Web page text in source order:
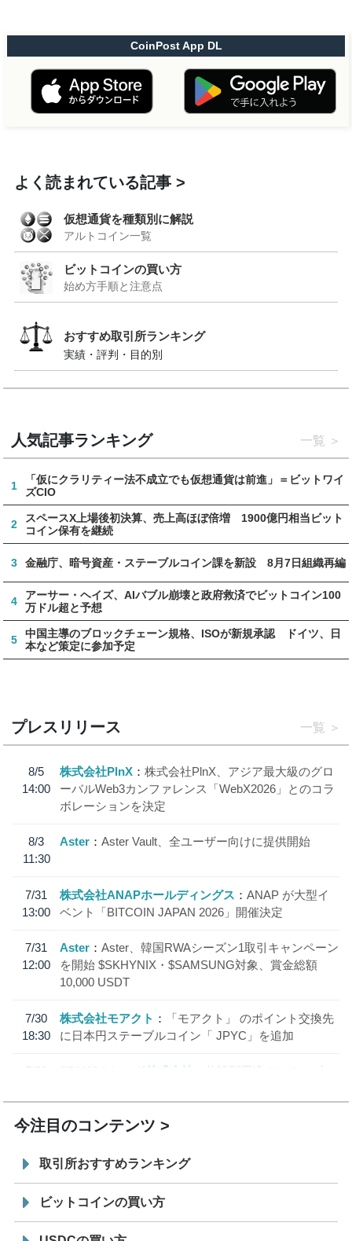
CoinPost App DL
よく読まれている記事
仮想通貨を種類別に解説
アルトコイン一覧
ビットコインの買い方
始め方手順と注意点
おすすめ取引所ランキング
実績・評判・目的別
人気記事ランキング 一覧
1
「仮にクラリティー法不成立でも仮想通貨は前進」＝ビットワイ
ズCIO
2
スペースX上場後初決算、売上高ほぼ倍増 1900億円相当ビット
コイン保有を継続
3 金融庁、暗号資産・ステーブルコイン課を新設 8月7日組織再編
4
アーサー・ヘイズ、AIバブル崩壊と政府救済でビットコイン100
万ドル超と予想
5
中国主導のブロックチェーン規格、ISOが新規承認 ドイツ、日
本など策定に参加予定
プレスリリース 一覧
8/5
14:00
株式会社PlnX
株式会社PlnX、アジア最大級のグロ
ーバルWeb3カンファレンス「WebX2026」とのコラ
ボレーションを決定
8/3
11:30
Aster Aster Vault、全ユーザー向けに提供開始
7/31
13:00
株式会社ANAPホールディングス
ANAP が大型イ
ベント「BITCOIN JAPAN 2026」開催決定
7/31
12:00
Aster
Aster、韓国RWAシーズン1取引キャンペーン
を開始 $SKHYNIX・$SAMSUNG対象、賞金総額
10,000 USDT
7/30
18:30
株式会社モアクト
「モアクト」 のポイント交換先
に日本円ステーブルコイン「 JPYC」を追加
7/29
SBI VCトレード株式会社
信託型円建てステーブル
今注目のコンテンツ
取引所おすすめランキング
ビットコインの買い方